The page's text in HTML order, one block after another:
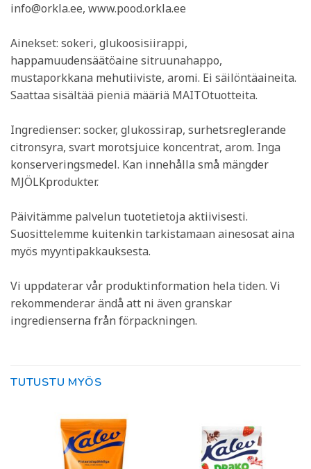
info@orkla.ee, www.pood.orkla.ee
Ainekset: sokeri, glukoosisiirappi,
happamuudensäätöaine sitruunahappo,
mustaporkkana mehutiiviste, aromi. Ei säilöntäaineita.
Saattaa sisältää pieniä määriä MAITOtuotteita.
Ingredienser: socker, glukossirap, surhetsreglerande
citronsyra, svart morotsjuice koncentrat, arom. Inga
konserveringsmedel. Kan innehålla små mängder
MJÖLKprodukter.
Päivitämme palvelun tuotetietoja aktiivisesti.
Suosittelemme kuitenkin tarkistamaan ainesosat aina
myös myyntipakkauksesta.
Vi uppdaterar vår produktinformation hela tiden. Vi
rekommenderar ändå att ni även granskar
ingredienserna från förpackningen.
TUTUSTU MYÖS